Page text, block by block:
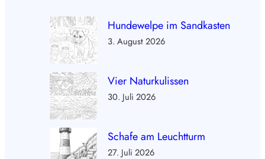
Hundewelpe im Sandkasten
3. August 2026
Vier Naturkulissen
30. Juli 2026
Schafe am Leuchtturm
27. Juli 2026